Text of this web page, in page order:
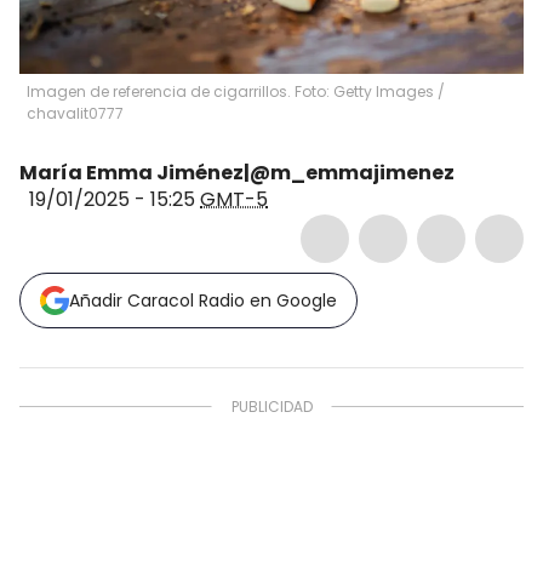
Imagen de referencia de cigarrillos. Foto: Getty Images /
chavalit0777
María Emma Jiménez|@m_emmajimenez
19/01/2025 - 15:25GMT-5
Añadir Caracol Radio en Google